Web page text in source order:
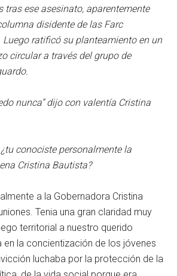
tras ese asesinato, aparentemente
disidente de las Farc
Luego ratificó su planteamiento en un
circular a través del grupo de
nunca” dijo con valentía Cristina
conociste personalmente la
Cristina Bautista?
a la Gobernadora Cristina
Tenia una gran claridad muy
territorial a nuestro querido
en la concientización de los jóvenes
luchaba por la protección de la